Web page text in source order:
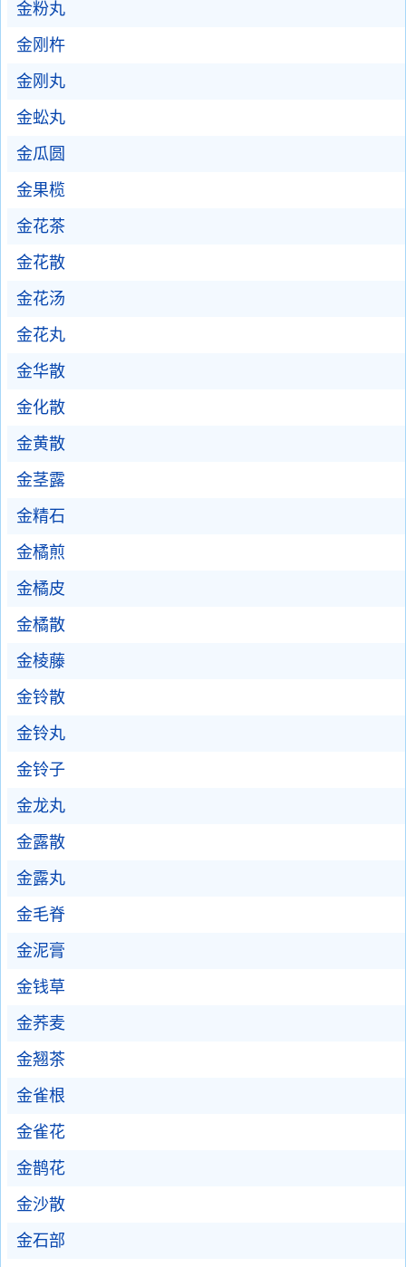
金粉丸
金刚杵
金刚丸
金蚣丸
金瓜圆
金果榄
金花茶
金花散
金花汤
金花丸
金华散
金化散
金黄散
金茎露
金精石
金橘煎
金橘皮
金橘散
金棱藤
金铃散
金铃丸
金铃子
金龙丸
金露散
金露丸
金毛脊
金泥膏
金钱草
金荞麦
金翘茶
金雀根
金雀花
金鹊花
金沙散
金石部